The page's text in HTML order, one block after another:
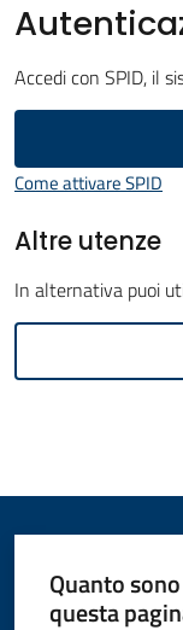
Novità
Servizi
Vivere
Comune
C
Accedi con SPID, il
Come attivare SPID
Altre utenze
In alternativa puoi
Quanto
questa